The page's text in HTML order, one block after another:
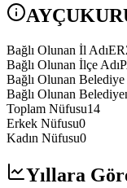
Bağlı Olunan İl Adı
Bağlı Olunan İlçe Adı
Bağlı Olunan Belediye
Bağlı Olunan
Toplam Nüfusu14
Erkek Nüfusu0
Kadın Nüfusu0
Yıllara